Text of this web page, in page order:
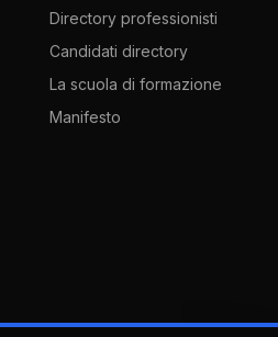
Directory professionisti
Candidati directory
La scuola di formazione
Manifesto